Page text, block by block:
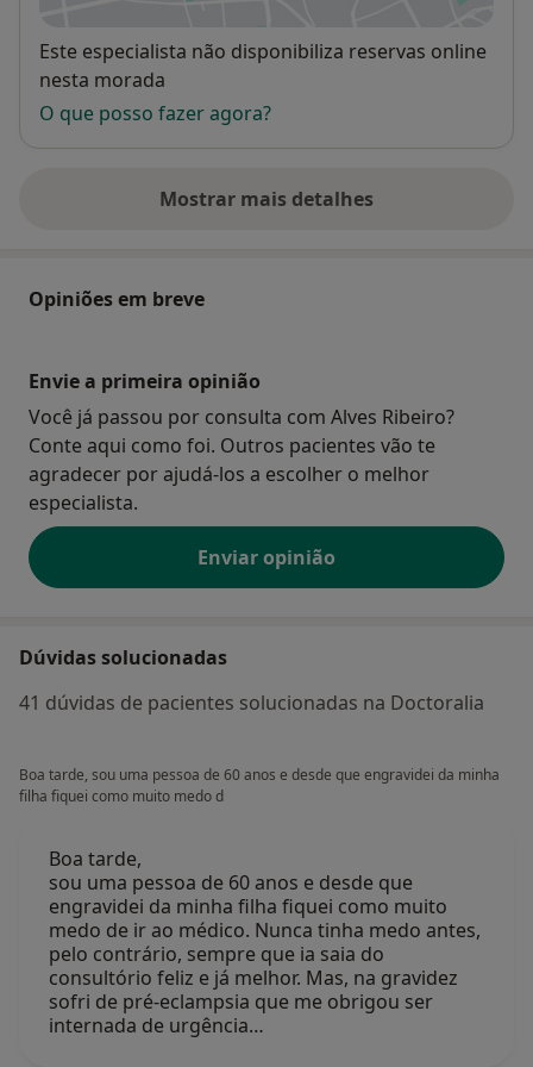
Perda do emprego;
Reforma;
Imprevistos e dificuldades repentinas para o qual não
está preparado/a para lidar...e com os quais não esteja
satisfeito/a;
você atingir o resultado pretendido e obter mais
qualidade de vida.
Se isso lhe fizer algum sentido, venha cuidar da sua
saúde emocional.
Estarei à sua espera.
Para tirar dúvidas e obter mais informações sobre
mim, copie e cole no Google o link abaixo:
Telemóvel: WhatsApp - 00351 965 788 737
Cédula profissional 25643
Disponibilidade
Este especialista não disponibiliza reservas online
nesta morada
O que posso fazer agora?
Mostrar mais detalhes
sobre o endereço
Opiniões em breve
Envie a primeira opinião
Você já passou por consulta com Alves Ribeiro?
Conte aqui como foi. Outros pacientes vão te
agradecer por ajudá-los a escolher o melhor
especialista.
Enviar opinião
Dúvidas solucionadas
41 dúvidas de pacientes solucionadas na Doctoralia
Boa tarde, sou uma pessoa de 60 anos e desde que engravidei da minha
filha fiquei como muito medo d
Boa tarde,
sou uma pessoa de 60 anos e desde que
engravidei da minha filha fiquei como muito
medo de ir ao médico. Nunca tinha medo antes,
pelo contrário, sempre que ia saia do
consultório feliz e já melhor. Mas, na gravidez
sofri de pré-eclampsia que me obrigou ser
internada de urgência…